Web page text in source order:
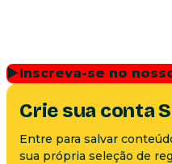
▶Inscreva-se no
Crie sua conta
Entre para salvar
sua própria seleção de